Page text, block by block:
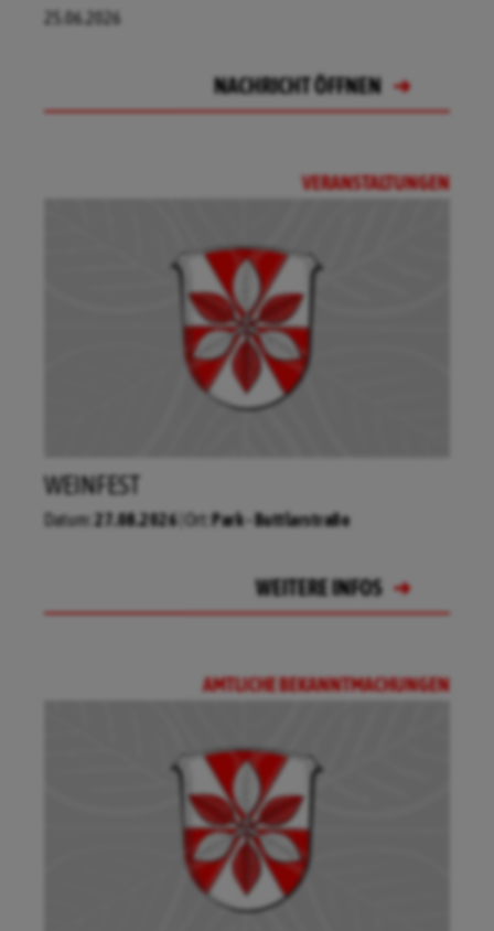
12.08.2026
NACHRICHT ÖFFNEN
22.08.2026 Feuerwehrhaus in Ransbach
WEITERE INFOS
25.06.2026
NACHRICHT ÖFFNEN
VERANSTALTUNGEN
WEINFEST
Datum: 27.08.2026 | Ort: Park - Buttlarstraße
WEITERE INFOS
AMTLICHE BEKANNTMACHUNGEN
NACHRICHT ÖFFNEN
NACHRICHT ÖFFNEN
30.08.2026 Bahnhof Ransbach
WEITERE INFOS